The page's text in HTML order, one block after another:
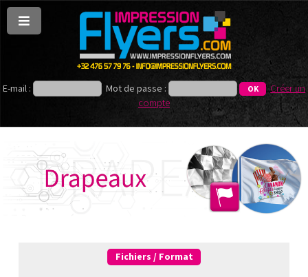
E-mail : Mot de passe :
Créer un
compte
Fichiers / Format